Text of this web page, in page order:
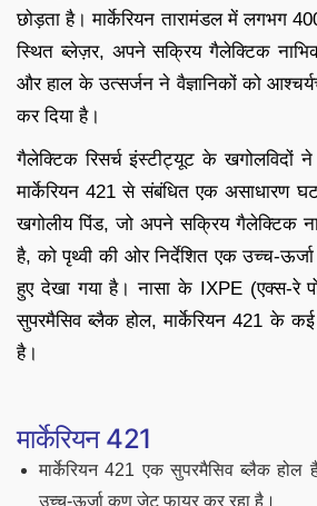
छोड़ता है। मार्केरियन तारामंडल में लगभग
स्थित ब्लेज़र, अपने सक्रिय गैलेक्टिक
और हाल के उत्सर्जन ने वैज्ञानिकों को
कर दिया है।
गैलेक्टिक रिसर्च इंस्टीट्यूट के खगोलविदों
मार्केरियन 421 से संबंधित एक असाधारण
खगोलीय पिंड, जो अपने सक्रिय गैलेक्टिक
है, को पृथ्वी की ओर निर्देशित एक उच्च-
हुए देखा गया है। नासा के IXPE (एक्स-रे
सुपरमैसिव ब्लैक होल, मार्केरियन 421 के कई
है।
मार्केरियन 421
मार्केरियन 421 एक सुपरमैसिव ब्लैक होल
उच्च-ऊर्जा कण जेट फायर कर रहा है।